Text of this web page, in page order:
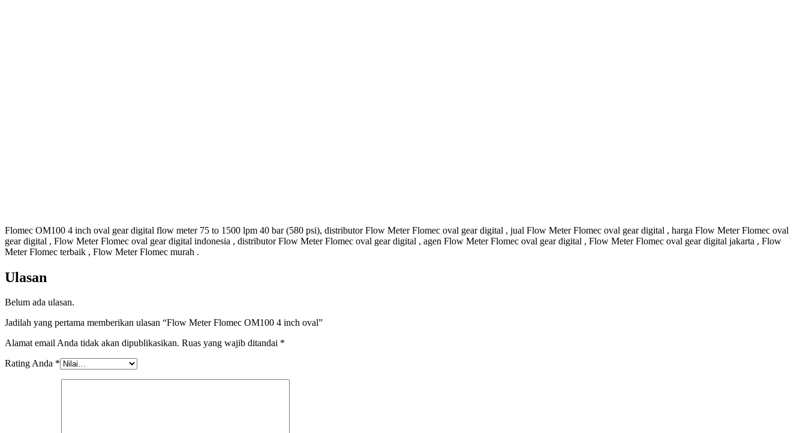
Flomec OM100 4 inch oval gear digital flow meter 75 to 1500 lpm 40 bar (580 psi), distributor Flow Meter Flomec oval gear digital , jual Flow Meter Flomec oval gear digital , harga Flow Meter Flomec oval
gear digital , Flow Meter Flomec oval gear digital indonesia , distributor Flow Meter Flomec oval gear digital , agen Flow Meter Flomec oval gear digital , Flow Meter Flomec oval gear digital jakarta , Flow
Meter Flomec terbaik , Flow Meter Flomec murah .
Ulasan
Belum ada ulasan.
Jadilah yang pertama memberikan ulasan “Flow Meter Flomec OM100 4 inch oval”
Alamat email Anda tidak akan dipublikasikan. Ruas yang wajib ditandai *
Rating Anda *